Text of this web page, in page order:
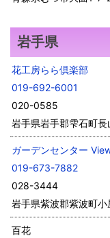
岩手県
花工房らら倶楽部
019-692-6001
020-0585
岩手県岩手郡雫石町
ガーデンセンター
019-673-7882
028-3444
岩手県紫波郡紫波町小
百花